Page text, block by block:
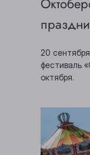
20
фестиваль
октября.